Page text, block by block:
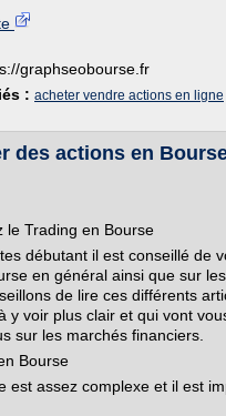
graphseobourse.fr
: acheter vendre actions en ligne
des actions en
le Trading en Bourse
débutant il est conseillé de
en général ainsi que sur
de lire ces différents
y voir plus clair et qui vont
sur les marchés financiers.
Bourse
est assez complexe et il est